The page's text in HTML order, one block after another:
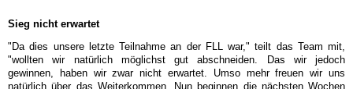
Sieg nicht erwartet
"Da dies unsere letzte Teilnahme an der FLL war," teilt das Team mit,
"wollten wir natürlich möglichst gut abschneiden. Das wir jedoch
gewinnen, haben wir zwar nicht erwartet. Umso mehr freuen wir uns
natürlich über das Weiterkommen. Nun beginnen die nächsten Wochen